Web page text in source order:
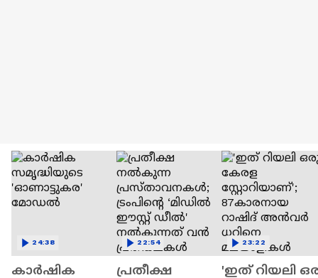
കാർഷിക
24:38
പ്രതീക്ഷ
22:54
'ഇത് റിയലി
23:22